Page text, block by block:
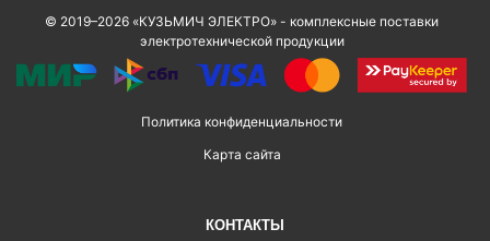
© 2019–2026 «КУЗЬМИЧ ЭЛЕКТРО» - комплексные поставки
электротехнической продукции
Политика конфиденциальности
Карта сайта
КОНТАКТЫ